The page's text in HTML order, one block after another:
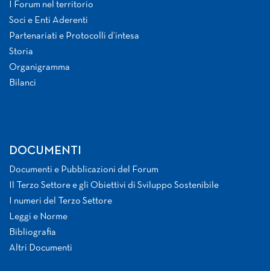
I Forum nel territorio
Soci e Enti Aderenti
Partenariati e Protocolli d’intesa
Storia
Organigramma
Bilanci
DOCUMENTI
Documenti e Pubblicazioni del Forum
Il Terzo Settore e gli Obiettivi di Sviluppo Sostenibile
I numeri del Terzo Settore
Leggi e Norme
Bibliografia
Altri Documenti